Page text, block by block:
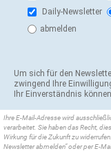
Daily-Newsletter
abmelden
Um sich für den
zwingend Ihre
Ihr Einverständnis
Ihre E-Mail-Adresse wird
verarbeitet. Sie haben das Recht,
Wirkung für die Zukunft zu
Newsletter abmelden“ oder per E-